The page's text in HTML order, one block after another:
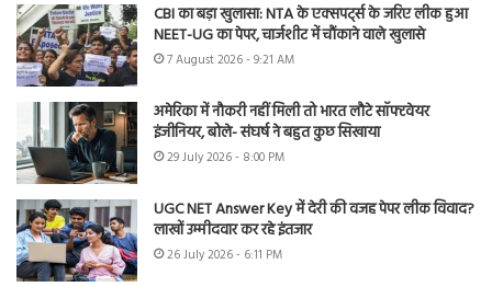
CBI का बड़ा खुलासा: NTA के एक्सपर्ट्स के जरिए लीक हुआ
NEET-UG का पेपर, चार्जशीट में चौंकाने वाले खुलासे
7 August 2026 - 9:21 AM
अमेरिका में नौकरी नहीं मिली तो भारत लौटे सॉफ्टवेयर
इंजीनियर, बोले- संघर्ष ने बहुत कुछ सिखाया
29 July 2026 - 8:00 PM
UGC NET Answer Key में देरी की वजह पेपर लीक विवाद?
लाखों उम्मीदवार कर रहे इंतजार
26 July 2026 - 6:11 PM